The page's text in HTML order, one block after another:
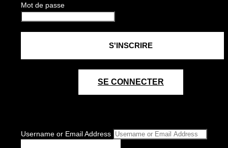
Mot de passe
SE CONNECTER
Username or Email Address